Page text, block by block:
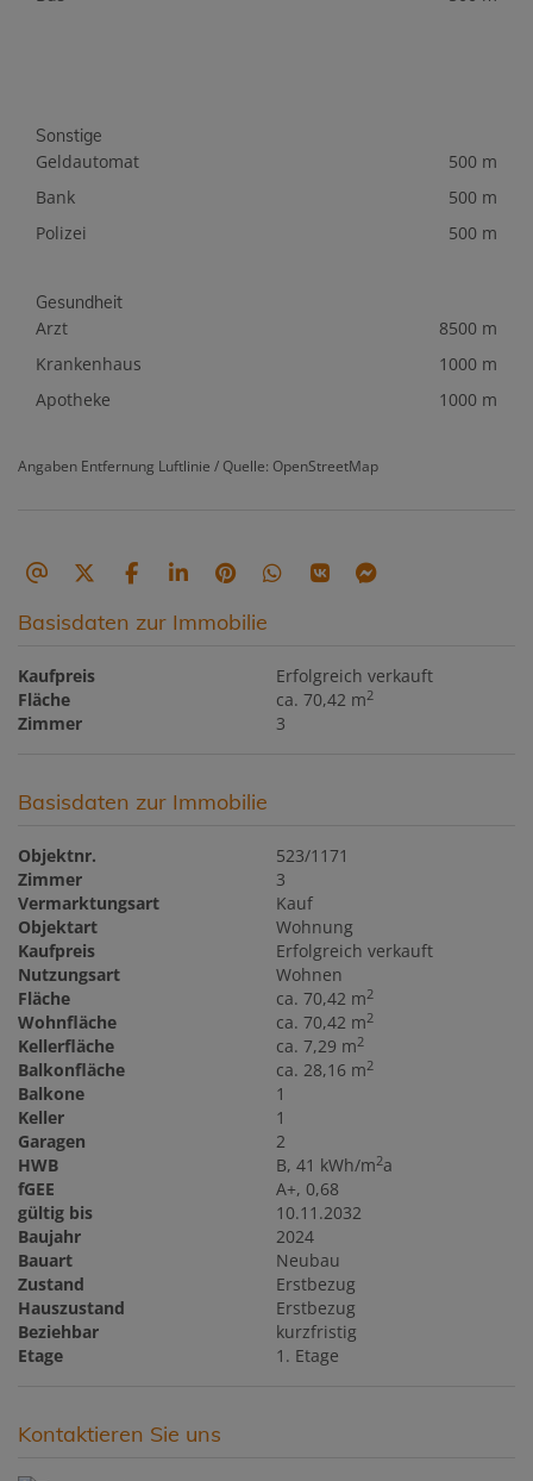
Sonstige
Geldautomat
500 m
Bank
500 m
Polizei
500 m
Gesundheit
Arzt
8500 m
Krankenhaus
1000 m
Apotheke
1000 m
Angaben Entfernung Luftlinie / Quelle: OpenStreetMap
Basisdaten zur Immobilie
Kaufpreis
Erfolgreich verkauft
Fläche
ca. 70,42 m2
Zimmer 3
Basisdaten zur Immobilie
Objektnr.
523/1171
Zimmer
3
Vermarktungsart
Kauf
Objektart
Wohnung
Kaufpreis
Erfolgreich verkauft
Nutzungsart
Wohnen
Fläche
ca. 70,42 m2
Wohnfläche ca. 70,42 m2
Kellerfläche ca. 7,29 m2
Balkonfläche ca. 28,16 m2
Balkone
1
Keller
1
Garagen
2
HWB
B, 41 kWh/m2a
fGEE
A+, 0,68
gültig bis
10.11.2032
Baujahr
2024
Bauart
Neubau
Zustand
Erstbezug
Hauszustand
Erstbezug
Beziehbar
kurzfristig
Etage
1. Etage
Kontaktieren Sie uns